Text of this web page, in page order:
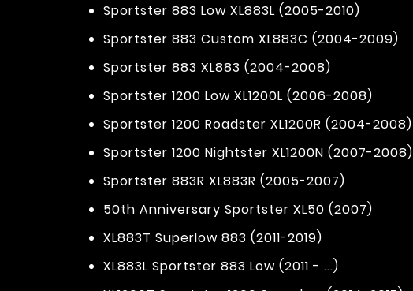
Sportster 883 Low XL883L (2005-2010)
Sportster 883 Custom XL883C (2004-2009)
Sportster 883 XL883 (2004-2008)
Sportster 1200 Low XL1200L (2006-2008)
Sportster 1200 Roadster XL1200R (2004-2008)
Sportster 1200 Nightster XL1200N (2007-2008)
Sportster 883R XL883R (2005-2007)
50th Anniversary Sportster XL50 (2007)
XL883T Superlow 883 (2011-2019)
XL883L Sportster 883 Low (2011 - ...)